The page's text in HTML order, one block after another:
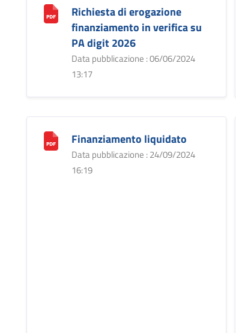
Richiesta di erogazione
finanziamento in verifica su
PA digit 2026
Data pubblicazione : 06/06/2024
13:17
Finanziamento liquidato
Data pubblicazione : 24/09/2024
16:19